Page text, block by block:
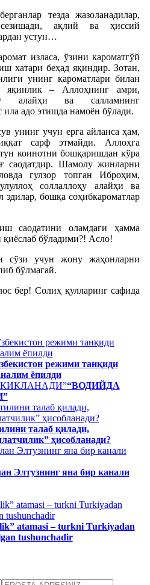
тезда жазоланадилар,
ақлий ва ҳиссий
устун…
изласа, ўзини кароматгўй
хатари беҳад яқиндир. Зотан,
унинг кароматлари билан
яқинлик – Аллоҳнинг амри,
алайҳи ва салламнинг
ила адо этишда намоён бўлади.
унинг учун ерга айланса ҳам,
сарф этмайди. Аллоҳга
коинотни бошқаришдан кўра
саодатдир. Шамолу жинларни
гулзор топган Иброҳим,
соллаллоҳу алайҳи ва
эдилар, бошқа соҳибкароматлар
саодатини оламдаги ҳамма
бўладими?! Асло!
сўзи учун жону жаҳонларни
бўлмагай.
бер! Солиҳ қулларинг сафида
режими танқиди
ёпилди
“ВОДИЙДА
талаб қилади,
ҳисобланади?
Элтузнинг яна бир канали
atamasi – turkni Turkiyadan
tushunchadir